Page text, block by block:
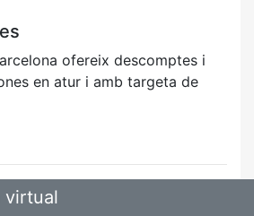
ofereix descomptes i
en atur i amb targeta de
virtual